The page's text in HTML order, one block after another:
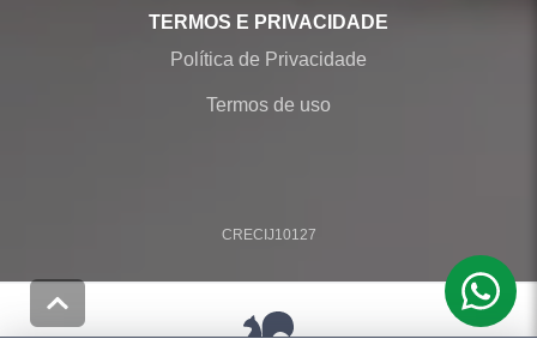
TERMOS E PRIVACIDADE
Política de Privacidade
Termos de uso
CRECIJ10127